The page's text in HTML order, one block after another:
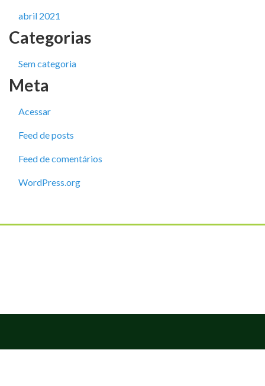
abril 2021
Categorias
Sem categoria
Meta
Acessar
Feed de posts
Feed de comentários
WordPress.org